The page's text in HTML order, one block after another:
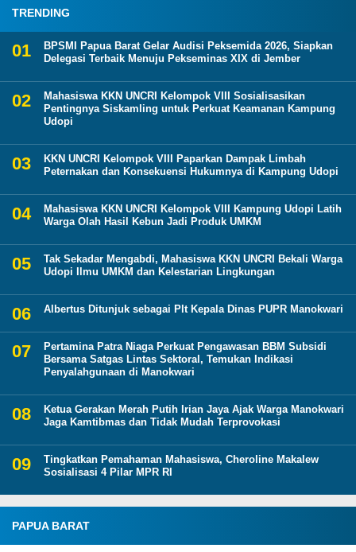
TRENDING
BPSMI Papua Barat Gelar Audisi Peksemida 2026, Siapkan
Delegasi Terbaik Menuju Pekseminas XIX di Jember
Mahasiswa KKN UNCRI Kelompok VIII Sosialisasikan
Pentingnya Siskamling untuk Perkuat Keamanan Kampung
Udopi
KKN UNCRI Kelompok VIII Paparkan Dampak Limbah
Peternakan dan Konsekuensi Hukumnya di Kampung Udopi
Mahasiswa KKN UNCRI Kelompok VIII Kampung Udopi Latih
Warga Olah Hasil Kebun Jadi Produk UMKM
Tak Sekadar Mengabdi, Mahasiswa KKN UNCRI Bekali Warga
Udopi Ilmu UMKM dan Kelestarian Lingkungan
Albertus Ditunjuk sebagai Plt Kepala Dinas PUPR Manokwari
Pertamina Patra Niaga Perkuat Pengawasan BBM Subsidi
Bersama Satgas Lintas Sektoral, Temukan Indikasi
Penyalahgunaan di Manokwari
Ketua Gerakan Merah Putih Irian Jaya Ajak Warga Manokwari
Jaga Kamtibmas dan Tidak Mudah Terprovokasi
Tingkatkan Pemahaman Mahasiswa, Cheroline Makalew
Sosialisasi 4 Pilar MPR RI
PAPUA BARAT